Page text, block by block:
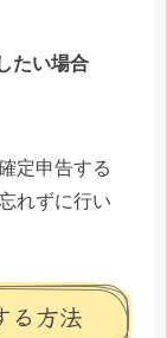
たい場合
定申告する
れずに行い
る方法